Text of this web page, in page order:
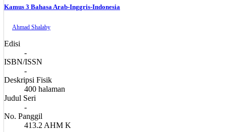
Kamus 3 Bahasa Arab-Inggris-Indonesia
Ahmad Shalaby
Edisi
-
ISBN/ISSN
-
Deskripsi Fisik
400 halaman
Judul Seri
-
No. Panggil
413.2 AHM K